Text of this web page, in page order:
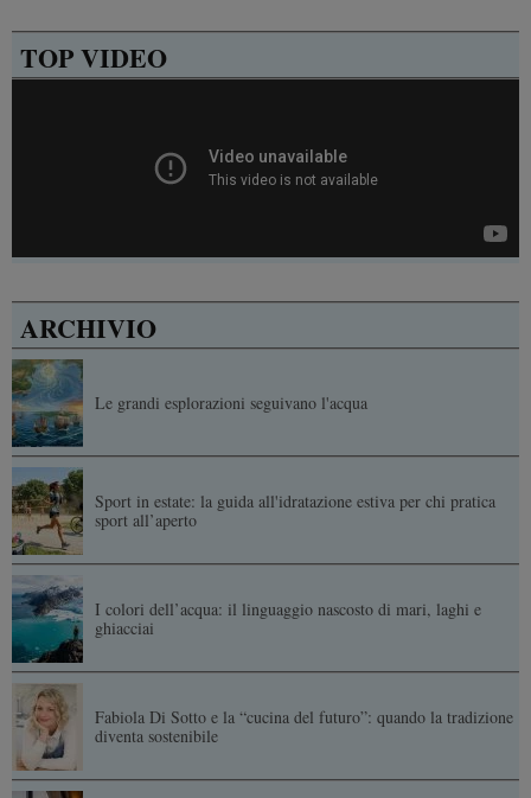
TOP VIDEO
ARCHIVIO
Le grandi esplorazioni seguivano l'acqua
Sport in estate: la guida all'idratazione estiva per chi pratica
sport all’aperto
I colori dell’acqua: il linguaggio nascosto di mari, laghi e
ghiacciai
Fabiola Di Sotto e la “cucina del futuro”: quando la tradizione
diventa sostenibile